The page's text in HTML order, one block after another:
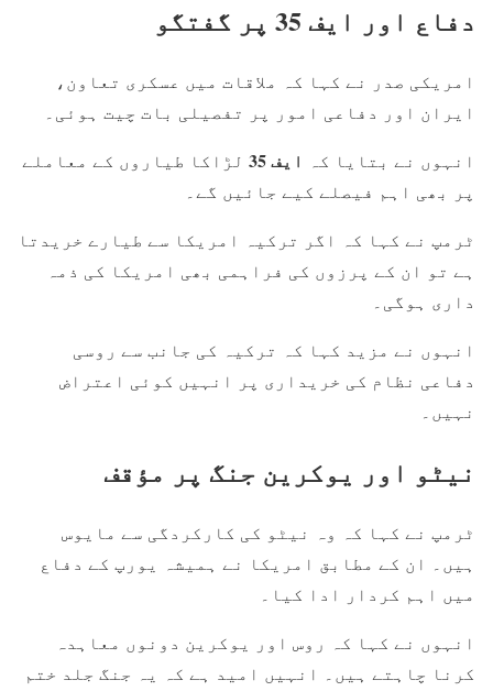
دفاع اور ایف 35 پر گفتگو
امریکی صدر نے کہا کہ ملاقات میں عسکری تعاون،
ایران اور دفاعی امور پر تفصیلی بات چیت ہوئی۔
انہوں نے بتایا کہ ایف 35
لڑاکا طیاروں کے معاملے
پر بھی اہم فیصلے کیے جائیں گے۔
ٹرمپ نے کہا کہ اگر ترکیہ امریکا سے طیارے خریدتا
ہے تو ان کے پرزوں کی فراہمی بھی امریکا کی ذمہ
داری ہوگی۔
انہوں نے مزید کہا کہ ترکیہ کی جانب سے روسی
دفاعی نظام کی خریداری پر انہیں کوئی اعتراض
نہیں۔
نیٹو اور یوکرین جنگ پر مؤقف
ٹرمپ نے کہا کہ وہ نیٹو کی کارکردگی سے مایوس
ہیں۔ ان کے مطابق امریکا نے ہمیشہ یورپ کے دفاع
میں اہم کردار ادا کیا۔
انہوں نے کہا کہ روس اور یوکرین دونوں معاہدہ
کرنا چاہتے ہیں۔ انہیں امید ہے کہ یہ جنگ جلد ختم